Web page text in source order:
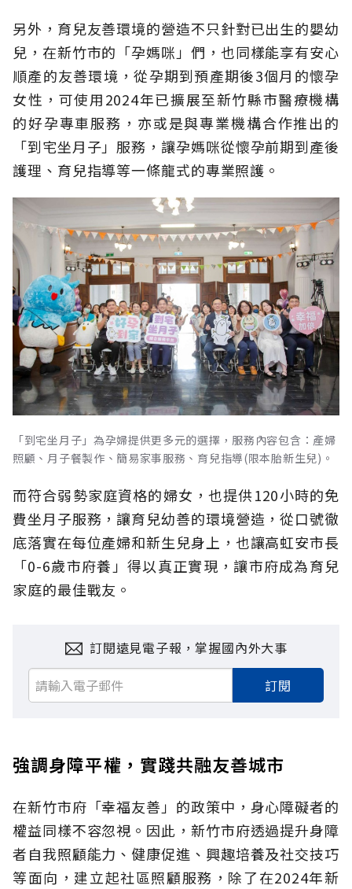
另外，育兒友善環境的營造不只針對已出生的嬰幼
兒，在新竹市的「孕媽咪」們，也同樣能享有安心
順產的友善環境，從孕期到預產期後3個月的懷孕
女性，可使用2024年已擴展至新竹縣市醫療機構
的好孕專車服務，亦或是與專業機構合作推出的
「到宅坐月子」服務，讓孕媽咪從懷孕前期到產後
護理、育兒指導等一條龍式的專業照護。
「到宅坐月子」為孕婦提供更多元的選擇，服務內容包含：產婦
照顧、月子餐製作、簡易家事服務、育兒指導(限本胎新生兒)。
而符合弱勢家庭資格的婦女，也提供120小時的免
費坐月子服務，讓育兒幼善的環境營造，從口號徹
底落實在每位產婦和新生兒身上，也讓高虹安市長
「0-6歲市府養」得以真正實現，讓市府成為育兒
家庭的最佳戰友。
訂閱遠見電子報，掌握國內外大事
訂閱
強調身障平權，實踐共融友善城市
在新竹市府「幸福友善」的政策中，身心障礙者的
權益同樣不容忽視。因此，新竹市府透過提升身障
者自我照顧能力、健康促進、興趣培養及社交技巧
等面向，建立起社區照顧服務，除了在2024年新